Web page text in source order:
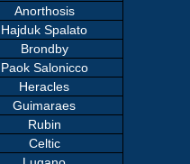
Anorthosis
Hajduk Spalato
Brondby
Paok Salonicco
Heracles
Guimaraes
Rubin
Celtic